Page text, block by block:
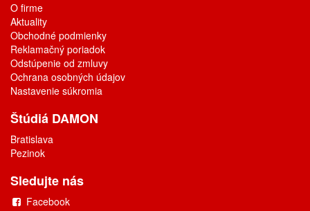
O firme
Aktuality
Obchodné podmienky
Reklamačný poriadok
Odstúpenie od zmluvy
Ochrana osobných údajov
Nastavenie súkromia
Štúdiá DAMON
Bratislava
Pezinok
Sledujte nás
Facebook